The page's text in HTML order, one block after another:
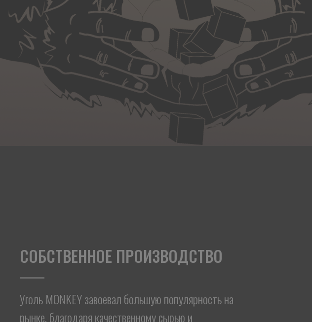
СОБСТВЕННОЕ ПРОИЗВОДСТВО
Уголь MONKEY завоевал большую популярность на
рынке, благодаря качественному сырью и